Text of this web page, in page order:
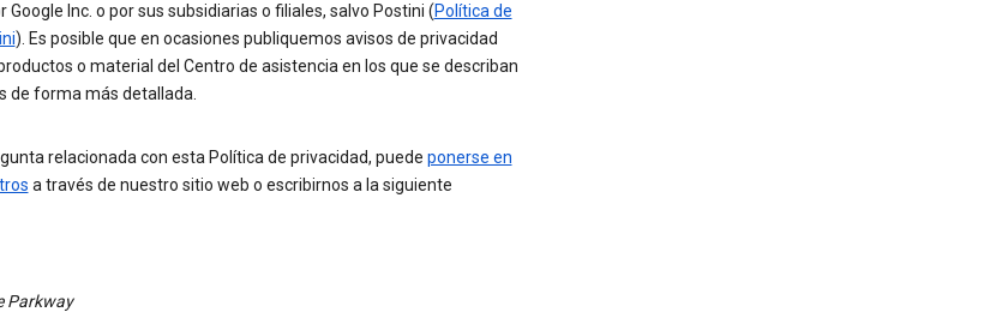
Google Inc. o por sus subsidiarias o filiales, salvo Postini (Política de
). Es posible que en ocasiones publiquemos avisos de privacidad
o material del Centro de asistencia en los que se describan
de forma más detallada.
relacionada con esta Política de privacidad, puede ponerse en
a través de nuestro sitio web o escribirnos a la siguiente
Parkway